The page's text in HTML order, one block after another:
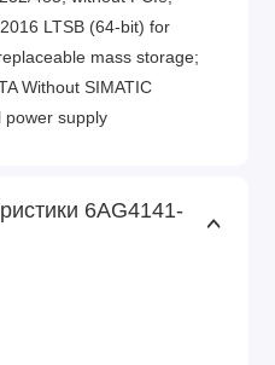
LTSB (64-bit) for
mass storage;
Without SIMATIC
power supply
6AG4141-